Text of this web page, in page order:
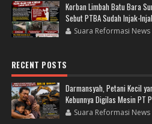
Korban Limbah Batu Bara
Sebut PTBA Sudah Injak-
Suara Reformasi News
RECENT POSTS
Darmansyah, Petani Kecil
Kebunnya Digilas Mesin PT
Suara Reformasi News